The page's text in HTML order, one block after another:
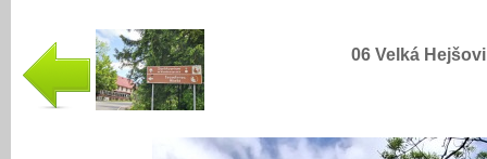
06 Velká